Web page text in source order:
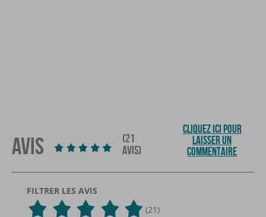
AVIS
(21
AVIS)
CLIQUEZ ICI POUR
LAISSER UN
COMMENTAIRE
FILTRER LES AVIS
(21)